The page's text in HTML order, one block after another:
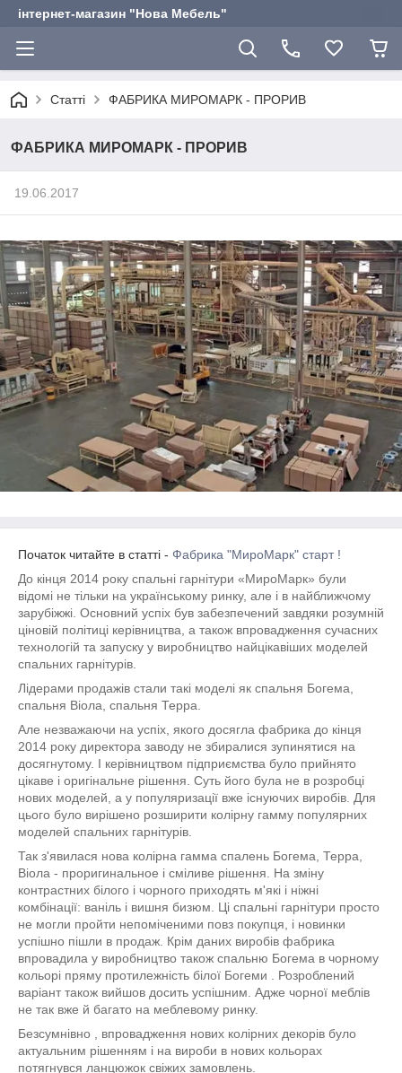
інтернет-магазин "Нова Мебель"
Статті ФАБРИКА МИРОМАРК - ПРОРИВ
ФАБРИКА МИРОМАРК - ПРОРИВ
19.06.2017
Початок читайте в статті - Фабрика "МироМарк" старт !
До кінця 2014 року спальні гарнітури «МироМарк» були
відомі не тільки на українському ринку, але і в найближчому
зарубіжжі. Основний успіх був забезпечений завдяки розумній
ціновій політиці керівництва, а також впровадження сучасних
технологій та запуску у виробництво найцікавіших моделей
спальних гарнітурів.
Лідерами продажів стали такі моделі як спальня Богема,
спальня Віола, спальня Терра.
Але незважаючи на успіх, якого досягла фабрика до кінця
2014 року директора заводу не збиралися зупинятися на
досягнутому. І керівництвом підприємства було прийнято
цікаве і оригінальне рішення. Суть його була не в розробці
нових моделей, а у популяризації вже існуючих виробів. Для
цього було вирішено розширити колірну гамму популярних
моделей спальних гарнітурів.
Так з'явилася нова колірна гамма спалень Богема, Терра,
Віола - проригинальное і сміливе рішення. На зміну
контрастних білого і чорного приходять м'які і ніжні
комбінації: ваніль і вишня бизюм. Ці спальні гарнітури просто
не могли пройти непоміченими повз покупця, і новинки
успішно пішли в продаж. Крім даних виробів фабрика
впровадила у виробництво також спальню Богема в чорному
кольорі пряму протилежність білої Богеми . Розроблений
варіант також вийшов досить успішним. Адже чорної меблів
не так вже й багато на меблевому ринку.
Безсумнівно , впровадження нових колірних декорів було
актуальним рішенням і на вироби в нових кольорах
потягнувся ланцюжок свіжих замовлень.